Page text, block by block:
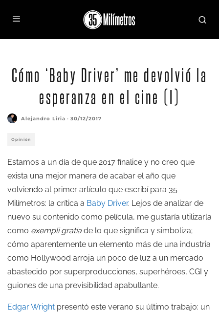
Cómo ‘Baby Driver’ me devolvió la
esperanza en el cine (I)
Alejandro Liria · 30/12/2017
Opinión
Estamos a un día de que 2017 finalice y no creo que
exista una mejor manera de acabar el año que
volviendo al primer artículo que escribí para 35
Milímetros: la crítica a Baby Driver. Lejos de analizar de
nuevo su contenido como película, me gustaría utilizarla
como exempli gratia de lo que significa y simboliza;
cómo aparentemente un elemento más de una industria
como Hollywood arroja un poco de luz a un mercado
abastecido por superproducciones, superhéroes, CGI y
guiones de una previsibilidad apabullante.
Edgar Wright presentó este verano su último trabajo: un